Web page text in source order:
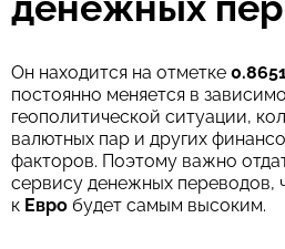
Он находится на отметке
постоянно меняется в
геополитической ситуации,
валютных пар и других
факторов. Поэтому важно
сервису денежных переводов,
к Евро будет самым высоким.